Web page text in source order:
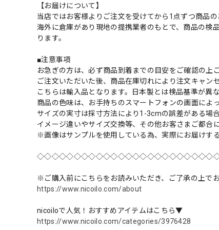
【お届けについて】
当店ではお客様よりご注文を受けてから1点ずつ商品の
海外に倉庫があり現地の提携業者のもとで、商品の検
ります。
■注意事項
お急ぎの方は、必ず商品到着までの目安をご確認の上
ご注文いただいた後、商品在庫切れにより注文キャン
こちらは輸入品となります。日本製とは検品基準が異
商品の色味は、お手持ちのスマートフォンの画面によ
サイズの実寸は採寸方法により1-3cmの誤差がある場合
イメージ違いやサイズ交換等、その他お客さまご都合
※画像はサンプルを使用している為、実際にお届けす
※ご購入前にこちらをお読みいただき、ご了承の上で
https://www.nicoilo.com/about
nicoiloで人気！おすすめアイテムはこちら▼
https://www.nicoilo.com/categories/3976428